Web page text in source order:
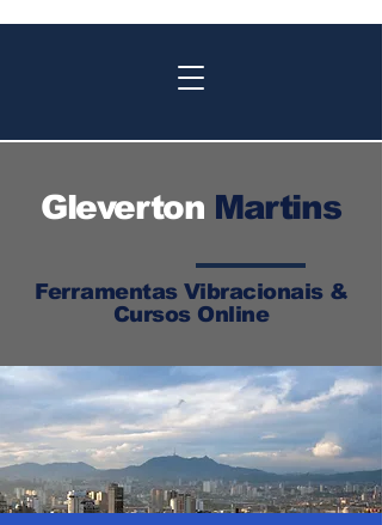
Gleverton Martins
Ferramentas Vibracionais &
Cursos Online